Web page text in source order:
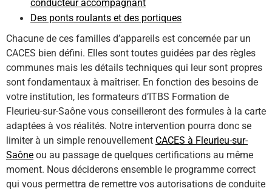
conducteur accompagnant
Des ponts roulants et des portiques
Chacune de ces familles d’appareils est concernée par un
CACES bien défini. Elles sont toutes guidées par des règles
communes mais les détails techniques qui leur sont propres
sont fondamentaux à maîtriser. En fonction des besoins de
votre institution, les formateurs d’ITBS Formation de
Fleurieu-sur-Saône vous conseilleront des formules à la carte
adaptées à vos réalités. Notre intervention pourra donc se
limiter à un simple renouvellement CACES à Fleurieu-sur-
Saône ou au passage de quelques certifications au même
moment. Nous déciderons ensemble le programme correct
qui vous permettra de remettre vos autorisations de conduite